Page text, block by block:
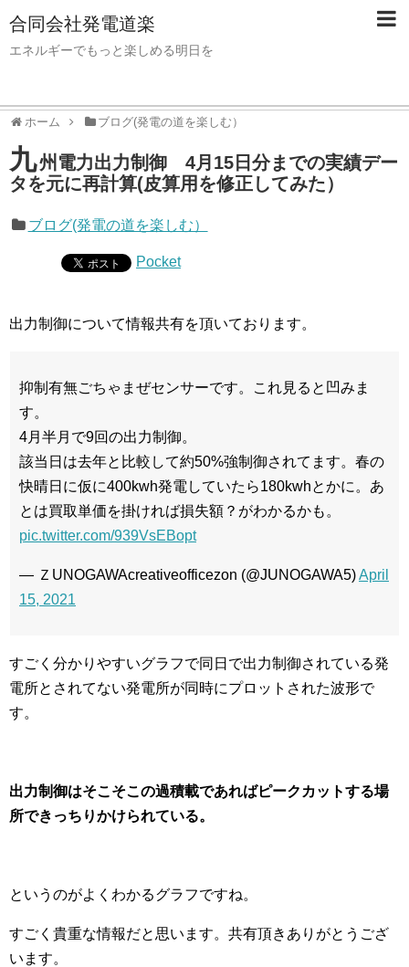
合同会社発電道楽
エネルギーでもっと楽しめる明日を
ホーム ブログ(発電の道を楽しむ）
九州電力出力制御 4月15日分までの実績デー
タを元に再計算(皮算用を修正してみた）
ブログ(発電の道を楽しむ）
Pocket
出力制御について情報共有を頂いております。
抑制有無ごちゃまぜセンサーです。これ見ると凹みま
す。
4月半月で9回の出力制御。
該当日は去年と比較して約50%強制御されてます。春の
快晴日に仮に400kwh発電していたら180kwhとかに。あ
とは買取単価を掛ければ損失額？がわかるかも。
pic.twitter.com/939VsEBopt
— ＺUNOGAWAcreativeofficezon (@JUNOGAWA5)April
15, 2021
すごく分かりやすいグラフで同日で出力制御されている発
電所とされてない発電所が同時にプロットされた波形で
す。
出力制御はそこそこの過積載であればピークカットする場
所できっちりかけられている。
というのがよくわかるグラフですね。
すごく貴重な情報だと思います。共有頂きありがとうござ
います。